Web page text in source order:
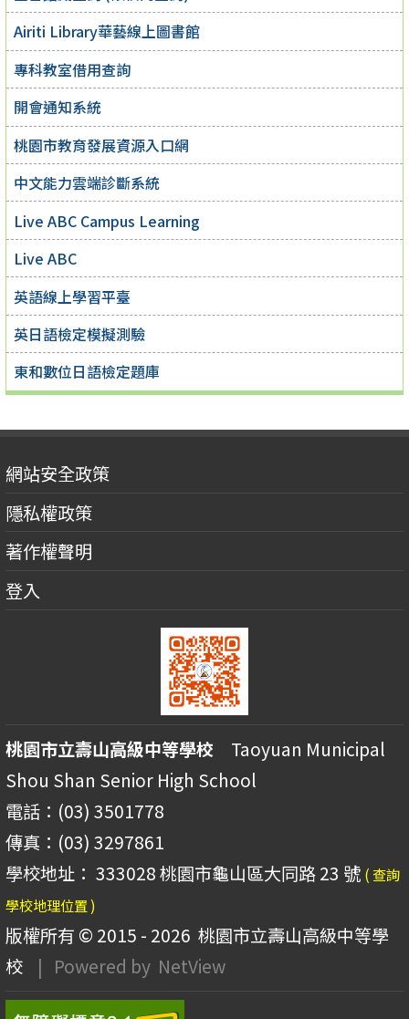
Airiti Library華藝線上圖書館
專科教室借用查詢
開會通知系統
桃園市教育發展資源入口網
中文能力雲端診斷系統
Live ABC Campus Learning
Live ABC
英語線上學習平臺
英日語檢定模擬測驗
東和數位日語檢定題庫
網站安全政策
隱私權政策
著作權聲明
登入
桃園市立壽山高級中等學校 Taoyuan Municipal
Shou Shan Senior High School
電話：(03) 3501778
傳真：(03) 3297861
學校地址： 333028 桃園市龜山區大同路 23 號 ( 查詢
學校地理位置 )
版權所有 © 2015 - 2026 桃園市立壽山高級中等學
校
| Powered by NetView